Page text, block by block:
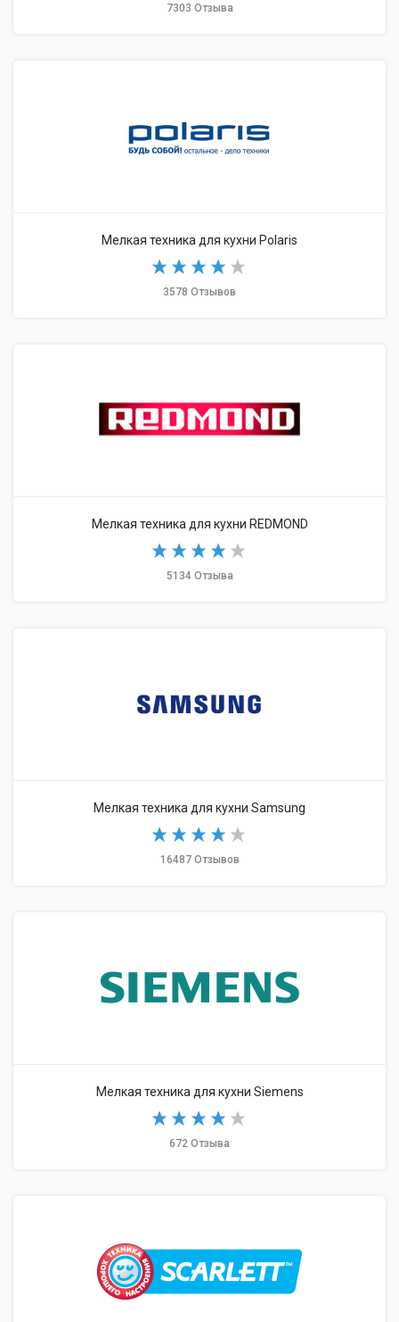
7303 Отзыва
Мелкая техника для кухни Polaris
3578 Отзывов
Мелкая техника для кухни REDMOND
5134 Отзыва
Мелкая техника для кухни Samsung
16487 Отзывов
Мелкая техника для кухни Siemens
672 Отзыва